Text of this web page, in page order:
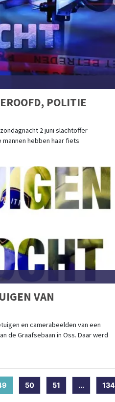
POLITIE
2 juni slachtoffer
hebben haar fiets
VAN
en camerabeelden van een
de Graafsebaan in Oss. Daar werd
(current)
50 51 ... 134